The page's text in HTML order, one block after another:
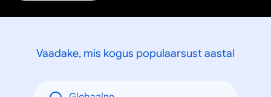
Vaadake, mis kogus populaarsust aastal